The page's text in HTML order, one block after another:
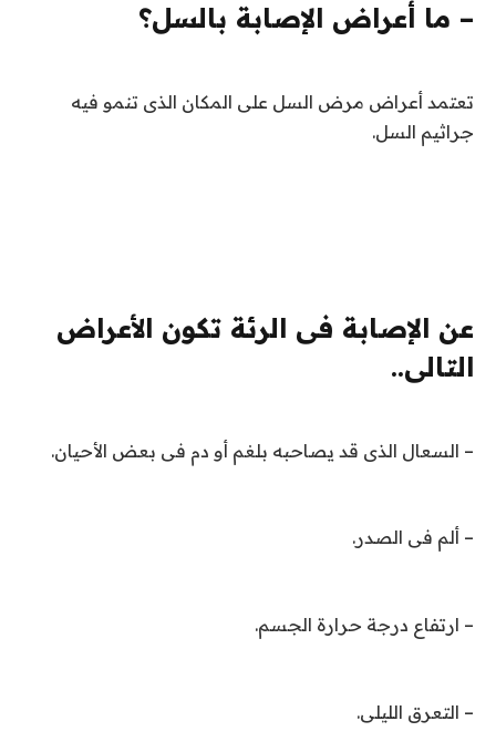
– ما أعراض الإصابة بالسل؟
تعتمد أعراض مرض السل على المكان الذى تنمو فيه
جراثيم السل.
عن الإصابة فى الرئة تكون الأعراض
التالى..
– السعال الذى قد يصاحبه بلغم أو دم فى بعض الأحيان.
– ألم فى الصدر.
– ارتفاع درجة حرارة الجسم.
– التعرق الليلى.